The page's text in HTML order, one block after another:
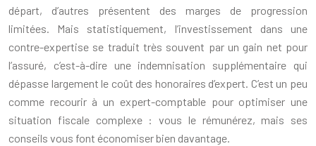
départ, d’autres présentent des marges de progression
limitées. Mais statistiquement, l’investissement dans une
contre-expertise se traduit très souvent par un gain net pour
l’assuré, c’est-à-dire une indemnisation supplémentaire qui
dépasse largement le coût des honoraires d’expert. C’est un peu
comme recourir à un expert-comptable pour optimiser une
situation fiscale complexe : vous le rémunérez, mais ses
conseils vous font économiser bien davantage.